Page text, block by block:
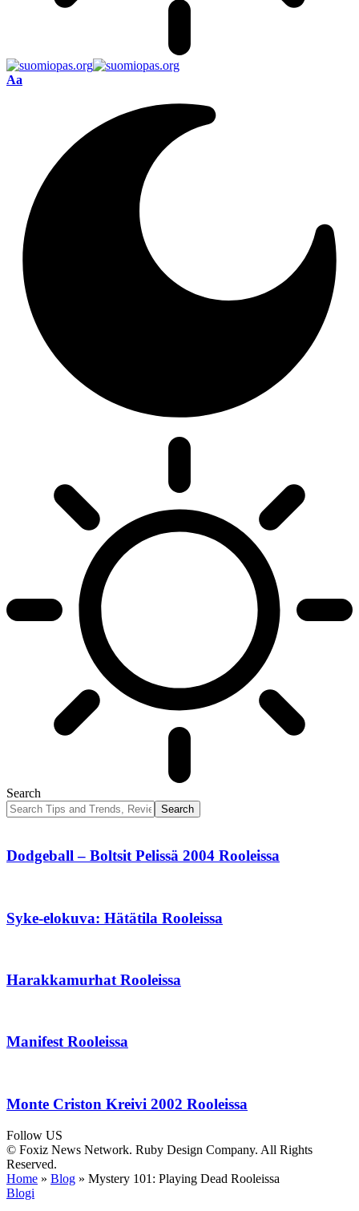
Font
Aa
Search
Dodgeball – Boltsit Pelissä 2004 Rooleissa
Syke-elokuva: Hätätila Rooleissa
Harakkamurhat Rooleissa
Manifest Rooleissa
Monte Criston Kreivi 2002 Rooleissa
Follow US
© Foxiz News Network. Ruby Design Company. All Rights
Reserved.
Home » Blog » Mystery 101: Playing Dead Rooleissa
Blogi